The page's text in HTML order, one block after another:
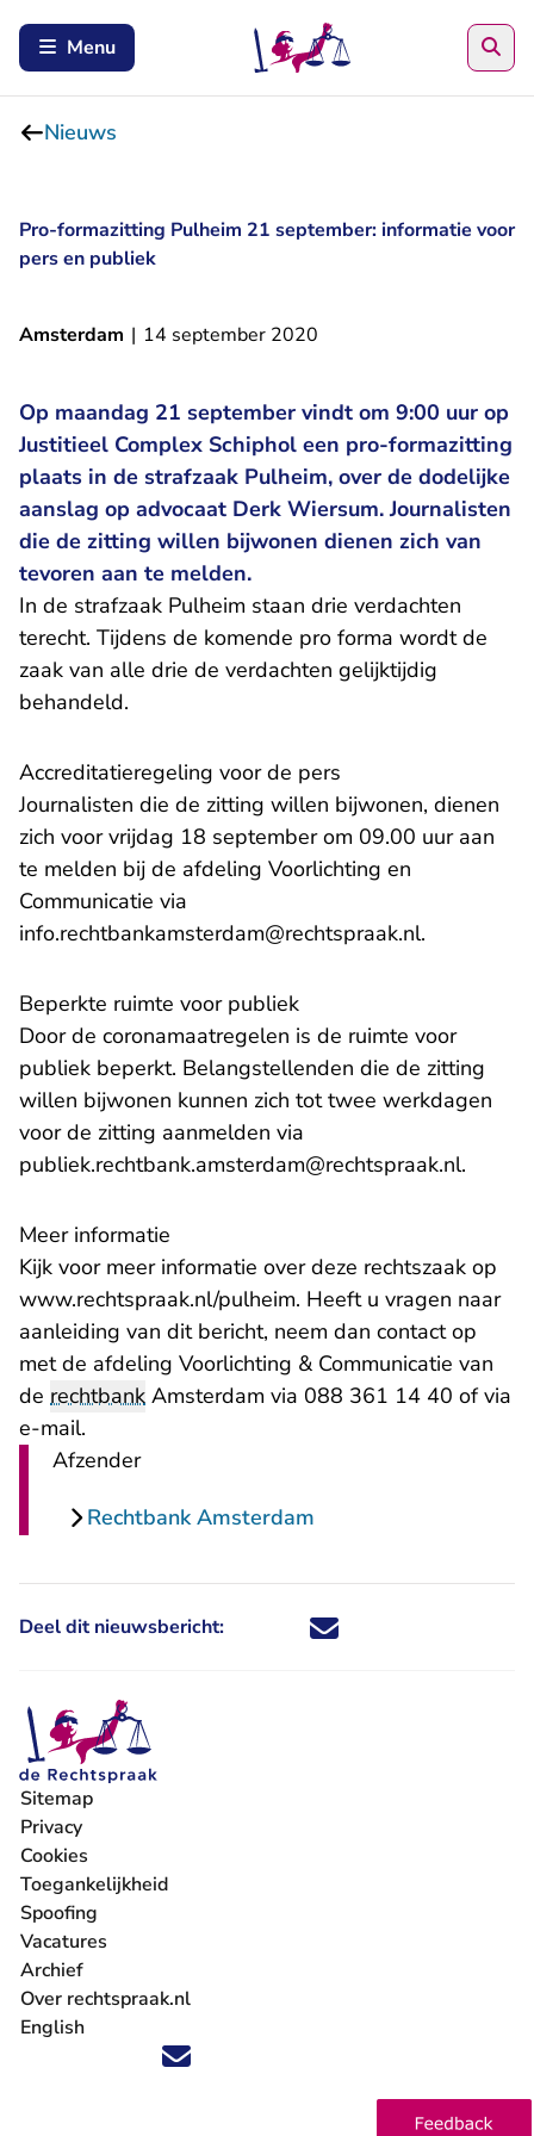
Menu
Nieuws
Pro-formazitting Pulheim 21 september: informatie voor
pers en publiek
Amsterdam | 14 september 2020
Op maandag 21 september vindt om 9:00 uur op
Justitieel Complex Schiphol een pro-formazitting
plaats in de strafzaak Pulheim, over de dodelijke
aanslag op advocaat Derk Wiersum. Journalisten
die de zitting willen bijwonen dienen zich van
tevoren aan te melden.
In de strafzaak Pulheim staan drie verdachten
terecht. Tijdens de komende pro forma wordt de
zaak van alle drie de verdachten gelijktijdig
behandeld.
Accreditatieregeling voor de pers
Journalisten die de zitting willen bijwonen, dienen
zich voor vrijdag 18 september om 09.00 uur aan
te melden bij de afdeling Voorlichting en
Communicatie via
info.rechtbankamsterdam@rechtspraak.nl- U verlaat
.
Beperkte ruimte voor publiek
Door de coronamaatregelen is de ruimte voor
publiek beperkt. Belangstellenden die de zitting
willen bijwonen kunnen zich tot twee werkdagen
voor de zitting aanmelden via
publiek.rechtbank.amsterdam@rechtspraak.nl- U
.
Meer informatie
Kijk voor meer informatie over deze rechtszaak op
www.rechtspraak.nl/pulheim. Heeft u vragen naar
aanleiding van dit bericht, neem dan contact op
met de afdeling Voorlichting & Communicatie van
de rechtbank Amsterdam via 088 361 14 40 of via
e-mail.
Afzender
Rechtbank Amsterdam
Deel dit nieuwsbericht: Deel dit nieuwsbericht via X -
Deel dit nieuwsbericht via
Deel dit nieuwsbericht
Deel dit
Volg ons op X (Twitter) - U verlaat Rechtspraak.nl
Volg ons op Facebook - U verlaat Rechtspraak.nl
Volg ons op Instagram - U verlaat Rechtspraak.nl
Volg ons op Youtube - U verlaat Rechtspraak.nl
Volg ons op LinkedIn - U verlaat
'Blijf op de hoogte' nieuwsbrief - U verlaat
Sitemap
Privacy
Cookies
Toegankelijkheid
Spoofing
Vacatures
- U verlaat Rechtspraak.nl
Archief
Over rechtspraak.nl
English